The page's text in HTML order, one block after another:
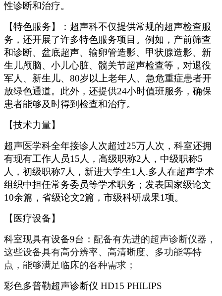
性诊断和治疗。
【特色服务】：超声科不仅提供常规的超声检查服
务，还开展了许多特色服务项目。例如，产前筛查
和诊断、盆底超声、输卵管造影、甲状腺造影、新
生儿颅脑、小儿心脏、髋关节超声检查等，对退役
军人、新生儿、80岁以上老年人、急危重症患者开
放绿色通道。此外，还提供24小时值班服务，确保
患者能够及时得到检查和治疗。
【技术力量】
超声医学科全年接诊人次超过25万人次，科室还拥
有现有工作人员15人，高级职称2人，中级职称5
人，初级职称7人，新进大学生1人.多人在超声学术
组织中担任常务委员等学术职务；发表国家级论文
10余篇，省级论文2篇，市级科研成果1项。
【医疗设备】
科室现具有设备9台： 配备有先进的超声诊断仪器，
这些设备具有高分辨率、高清晰度、多功能等特
点，能够满足临床的各种需求 ；
彩色多普勒超声诊断仪 HD15 PHILIPS